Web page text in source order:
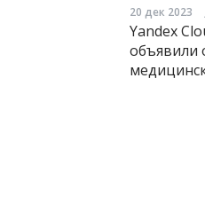
20 дек 2023
Yandex
объявили